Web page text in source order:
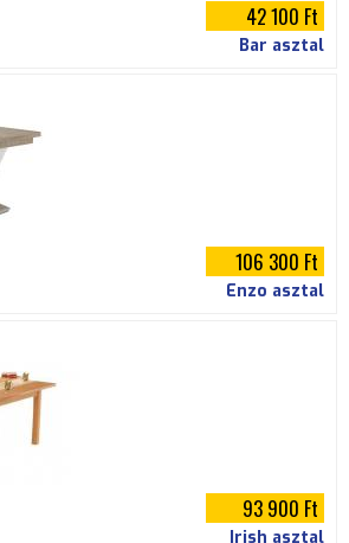
42 100 Ft
Bar asztal
106 300 Ft
Enzo asztal
93 900 Ft
Irish asztal